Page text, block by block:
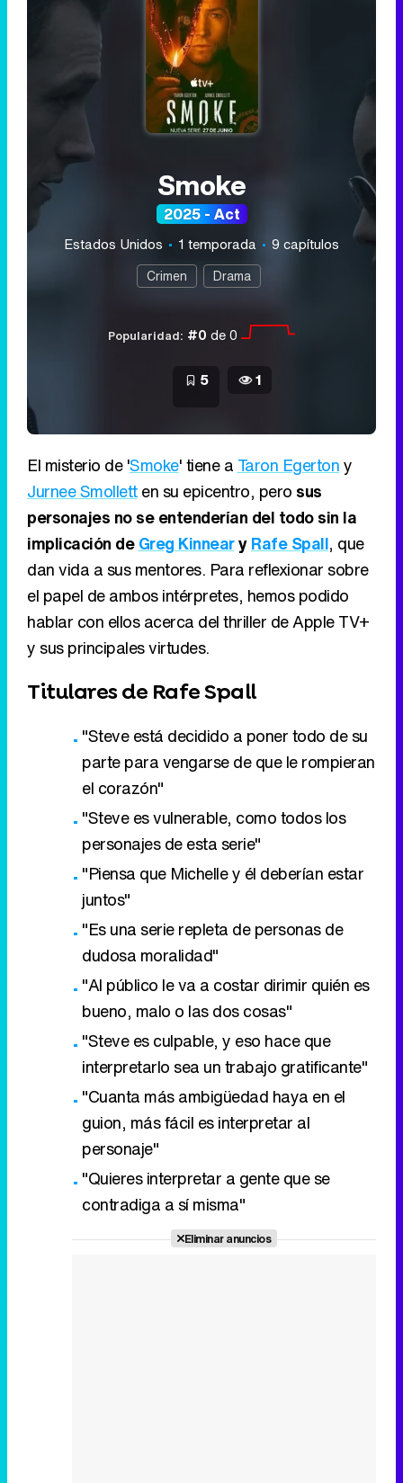
Smoke
2025 - Act
Estados Unidos 1 temporada 9 capítulos
Crimen Drama
Popularidad: #0 de 0
5 1
El misterio de 'Smoke' tiene a Taron Egertony
Jurnee Smolletten su epicentro, pero sus
personajes no se entenderían del todo sin la
implicación deGreg KinnearyRafe Spall, que
dan vida a sus mentores. Para reflexionar sobre
el papel de ambos intérpretes, hemos podido
hablar con ellos acerca del thriller de Apple TV+
y sus principales virtudes.
Titulares de Rafe Spall
"Steve está decidido a poner todo de su
parte para vengarse de que le rompieran
el corazón"
"Steve es vulnerable, como todos los
personajes de esta serie"
"Piensa que Michelle y él deberían estar
juntos"
"Es una serie repleta de personas de
dudosa moralidad"
"Al público le va a costar dirimir quién es
bueno, malo o las dos cosas"
"Steve es culpable, y eso hace que
interpretarlo sea un trabajo gratificante"
"Cuanta más ambigüedad haya en el
guion, más fácil es interpretar al
personaje"
"Quieres interpretar a gente que se
contradiga a sí misma"
Eliminar anuncios